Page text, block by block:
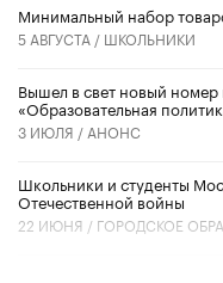
Минимальный набор
5 АВГУСТА / ШКОЛЬНИКИ
Вышел в свет новый
«Образовательная
3 ИЮЛЯ / АНОНС
Школьники и студенты
Отечественной войны
22 ИЮНЯ / ГОРОДСКОЕ